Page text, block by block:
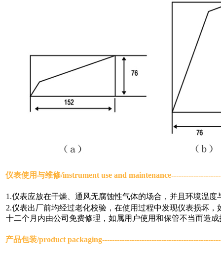
仪表使用与维修/instrument use and maintenance
1.仪表应放在干燥、通风无腐蚀性气体的场合，并且环境温
2.仪表出厂前均经过老化校验，在使用过程中发现仪表损坏
十二个月内由公司免费修理，如属用户使用和保管不当而造
产品包装/product packaging